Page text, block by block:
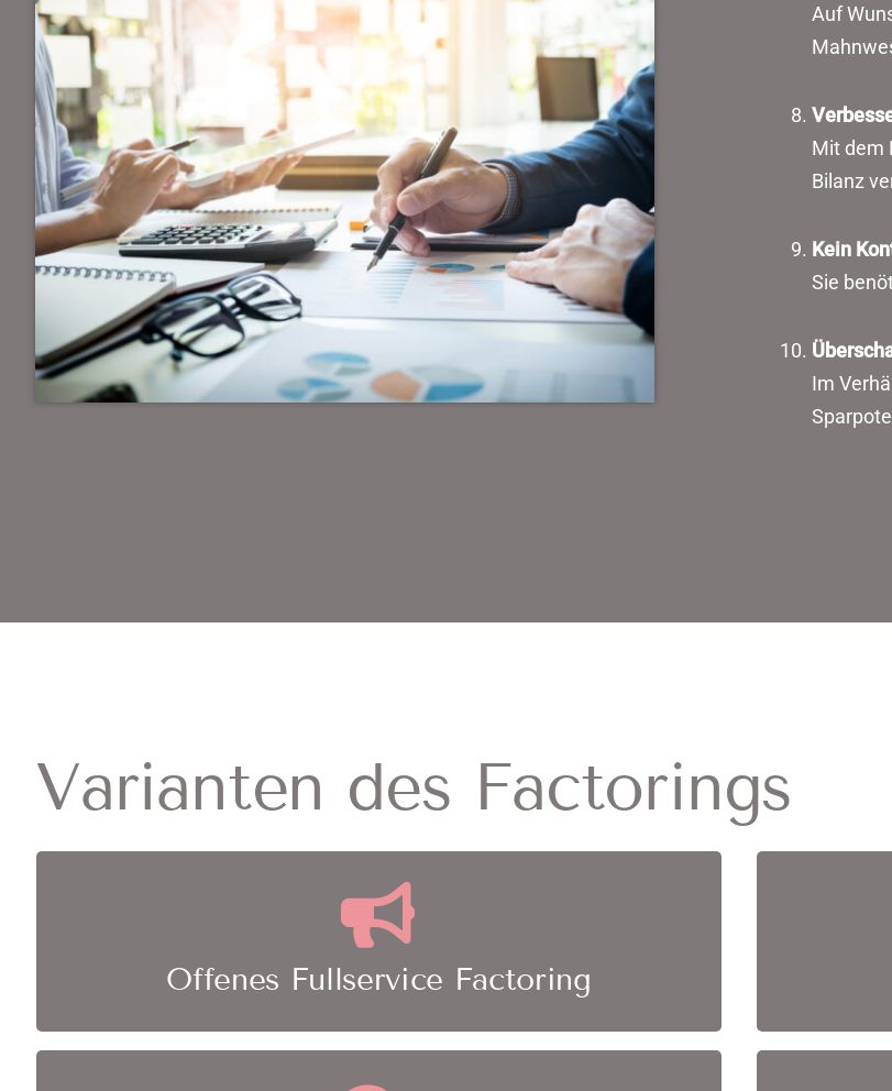
Auf
Mit dem
Bilanz
Kein
Sie
Im
Varianten des Factorings
Offenes Fullservice Factoring
Alle Forderungen werden an den Factor verkauft und der Factor
übernimmt das komplette Mahnwesen
Das